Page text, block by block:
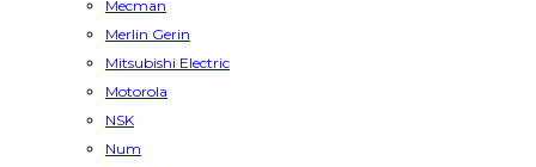
Mecman
Merlin Gerin
Mitsubishi Electric
Motorola
NSK
Num